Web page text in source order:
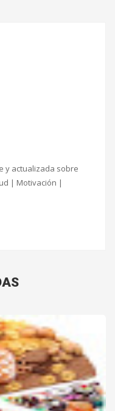
y actualizada sobre
| Motivación |